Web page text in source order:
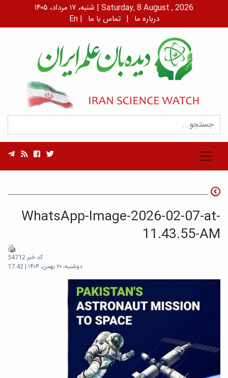
شنبه، ۱۷ مرداد، ۱۴۰۵ | Saturday, 8 August , 2026
En | درباره ما | تماس با ما
WhatsApp-Image-2026-02-07-at-
11.43.55-AM
کد خبر:54712
دوشنبه، ۲۰ بهمن، ۱۴۰۴ | 17:42